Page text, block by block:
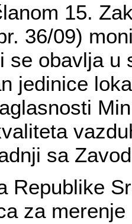
15.
36/09)
se obavlja u
jedinice
sa
Republike
za